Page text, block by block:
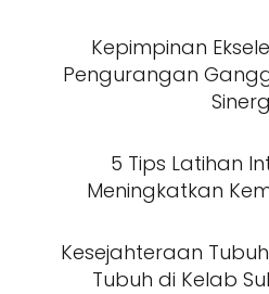
Kepimpinan
Pengurangan
5 Tips Latihan
Meningkatkan
Kesejahteraan
Tubuh di Kelab